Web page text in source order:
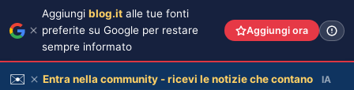
Aggiungi blog.it alle tue fonti
preferite su Google per restare
sempre informato
Aggiungi ora
✉️ Entra nella community - ricevi le notizie che contano IA